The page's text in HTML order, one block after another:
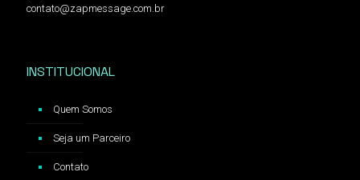
contato@zapmessage.com.br
INSTITUCIONAL
Quem Somos
Seja um Parceiro
Contato